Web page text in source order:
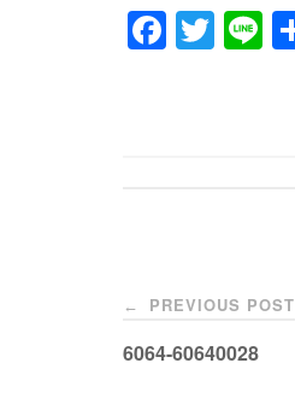
F
a
k
T
wi
Li
n
Post
navigation
← PREVIOUS POST
6064-60640028